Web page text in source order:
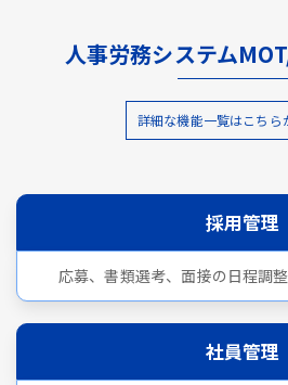
人事労務システム
詳細な機能一覧はこちら
採用管理
応募、書類選考、面接の日程調
社員管理